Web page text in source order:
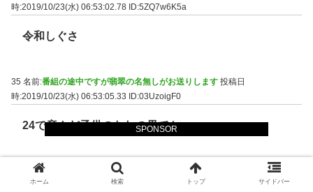
SPONSOR
時:2019/10/23(水) 06:53:02.78 ID:5ZQ7w6K5a
令和しぐさ
35 名前:番組の途中ですが翡翠の名無しがお送りします 投稿日
時:2019/10/23(水) 06:53:05.33
ID:03UzoigF0
24で産んだ子供のなれの果てか
36 名前:番組の途中ですが翡翠の名無しがお送りします
時:2019/10/23(水) 06:53:26.00
ホーム 検索 トップ サイドバー